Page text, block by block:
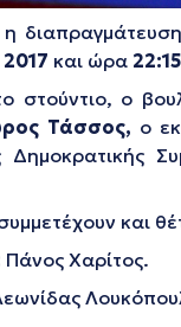
και ώρα
στούντιο, ο
Τάσσος, ο
Δημοκρατικής
και
Πάνος Χαρίτος.